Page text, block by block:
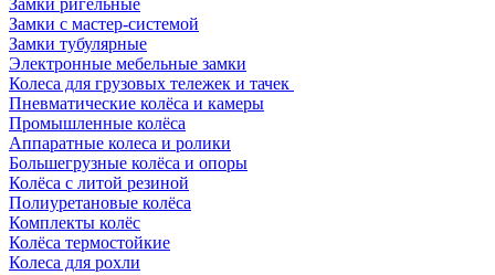
Замки ригельные
Замки с мастер-системой
Замки тубулярные
Электронные мебельные замки
Колеса для грузовых тележек и тачек
Пневматические колёса и камеры
Промышленные колёса
Аппаратные колеса и ролики
Большегрузные колёса и опоры
Колёса с литой резиной
Полиуретановые колёса
Комплекты колёс
Колёса термостойкие
Колеса для рохли